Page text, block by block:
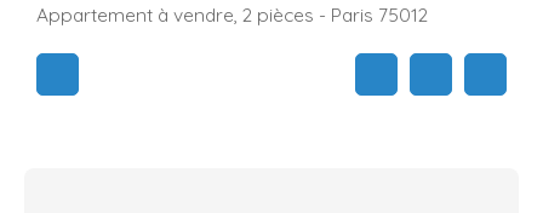
Appartement à vendre, 2 pièces - Paris 75012